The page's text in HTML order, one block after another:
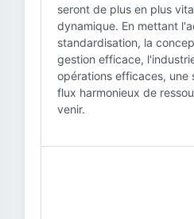
seront de plus en plus
dynamique. En mettant
standardisation, la
gestion efficace,
opérations efficaces, une
flux harmonieux de
venir.